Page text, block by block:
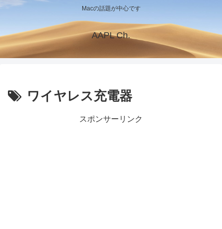
Macの話題が中心です
AAPL Ch.
ワイヤレス充電器
スポンサーリンク